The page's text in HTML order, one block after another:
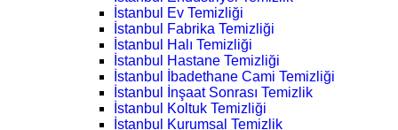
İstanbul Ev Temizliği
İstanbul Fabrika Temizliği
İstanbul Halı Temizliği
İstanbul Hastane Temizliği
İstanbul İbadethane Cami Temizliği
İstanbul İnşaat Sonrası Temizlik
İstanbul Koltuk Temizliği
İstanbul Kurumsal Temizlik